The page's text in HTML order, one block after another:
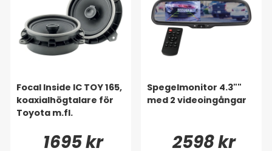
Focal Inside IC TOY 165,
koaxialhögtalare för
Toyota m.fl.
1695 kr
Spegelmonitor 4.3""
med 2 videoingångar
2598 kr